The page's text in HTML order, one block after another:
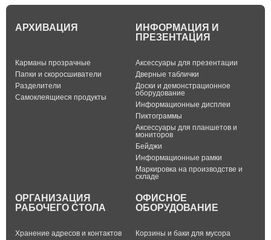
АРХИВАЦИЯ
Карманы прозрачные
Папки и скоросшиватели
Разделители
Самоклеящиеся продукты
ИНФОРМАЦИЯ И
ПРЕЗЕНТАЦИЯ
Аксессуары для презентации
Дверные таблички
Доски и демонстрационное
оборудование
Информационные дисплеи
Пиктограммы
Аксессуары для планшетов и
мониторов
Бейджи
Информационные рамки
Маркировка на производстве и
складе
ОРГАНИЗАЦИЯ
РАБОЧЕГО СТОЛА
Хранение адресов и контактов
ОФИСНОЕ
ОБОРУДОВАНИЕ
Корзины и баки для мусора